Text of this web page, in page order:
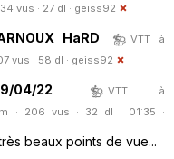
vus · 27 dl · geiss92
HaRD
VTT à
vus · 58 dl · geiss92
04/22
VTT à
· 206 vus · 32 dl · 01:35 ·
beaux points de vue...